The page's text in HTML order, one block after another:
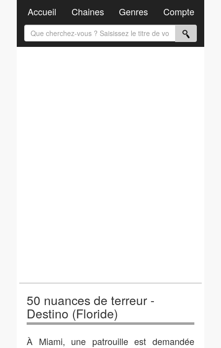
50 nuances de terreur -
Destino (Floride)
À Miami, une patrouille est demandée
Accueil Chaines Genres Compte